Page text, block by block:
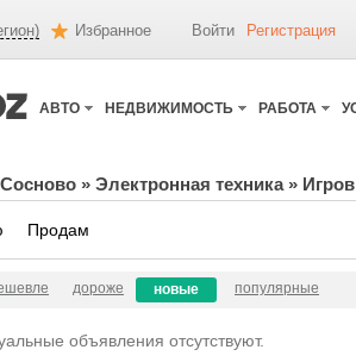
Избранное Войти Регистрация
АВТО НЕДВИЖИМОСТЬ РАБОТА
» Электронная техника»
Продам
дороже новые популярные
объявления отсутствуют.